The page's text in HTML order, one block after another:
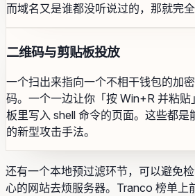
而域名又是谁都没听说过的，那就完全
二维码与剪贴板投放
一个扫出来指向一个不相干钱包的加
码。一个一边让你「按 Win+R 并粘
板里写入 shell 命令的页面。这些都是
的新型攻击手法。
还有一个本地预过滤环节，可以避免
心的网站去烦服务器。Tranco 榜单上